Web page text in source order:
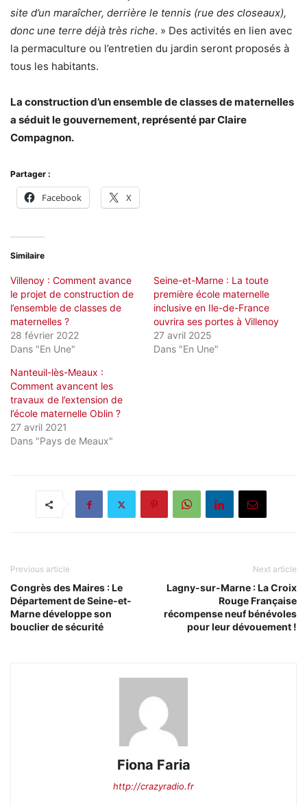
site d’un maraîcher, derrière le tennis (rue des closeaux),
donc une terre déjà très riche. » Des activités en lien avec
la permaculture ou l’entretien du jardin seront proposés à
tous les habitants.
La construction d’un ensemble de classes de maternelles
a séduit le gouvernement, représenté par Claire
Compagnon.
Partager :
Facebook X
Similaire
Villenoy : Comment avance
le projet de construction de
l’ensemble de classes de
maternelles ?
28 février 2022
Dans "En Une"
Seine-et-Marne : La toute
première école maternelle
inclusive en Ile-de-France
ouvrira ses portes à Villenoy
27 avril 2025
Dans "En Une"
Nanteuil-lès-Meaux :
Comment avancent les
travaux de l’extension de
l’école maternelle Oblin ?
27 avril 2021
Dans "Pays de Meaux"
Previous article
Congrès des Maires : Le
Département de Seine-et-
Marne développe son
bouclier de sécurité
Next article
Lagny-sur-Marne : La Croix
Rouge Française
récompense neuf bénévoles
pour leur dévouement !
Fiona Faria
http://crazyradio.fr